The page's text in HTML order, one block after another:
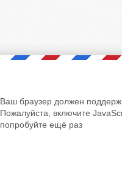
Ваш браузер должен
Пожалуйста, включите
попробуйте ещё раз